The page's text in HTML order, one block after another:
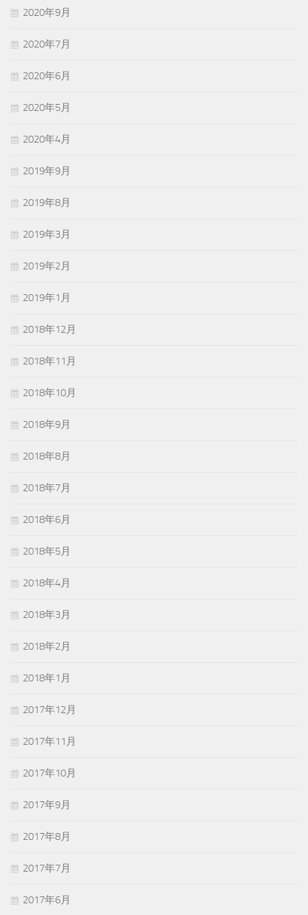
2020年9月
2020年7月
2020年6月
2020年5月
2020年4月
2019年9月
2019年8月
2019年3月
2019年2月
2019年1月
2018年12月
2018年11月
2018年10月
2018年9月
2018年8月
2018年7月
2018年6月
2018年5月
2018年4月
2018年3月
2018年2月
2018年1月
2017年12月
2017年11月
2017年10月
2017年9月
2017年8月
2017年7月
2017年6月